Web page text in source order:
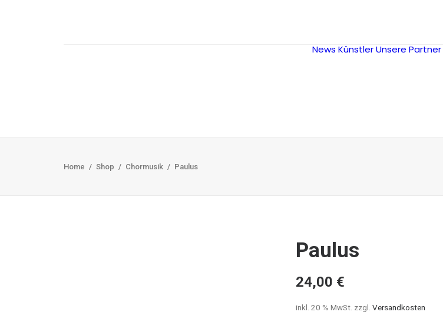
News KünstlerUnsere Partner
Home Shop Chormusik Paulus
Paulus
24,00 €
inkl. 20 % MwSt. zzgl. Versandkosten